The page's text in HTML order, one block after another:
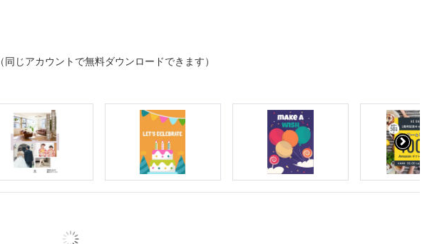
（同じアカウントで無料ダウンロードできます）